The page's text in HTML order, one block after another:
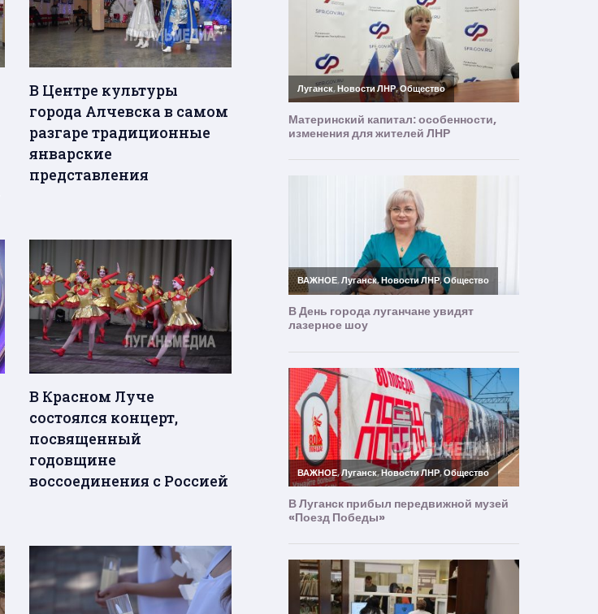
В Центре культуры
города Алчевска в самом
разгаре традиционные
январские
представления
В Красном Луче
состоялся концерт,
посвященный
годовщине
воссоединения с Россией